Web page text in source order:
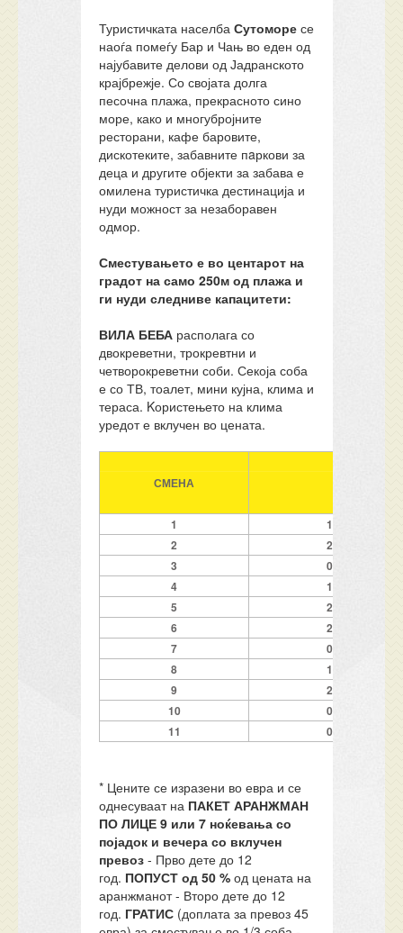
Туристичката населбаСутоморе се
наоѓа помеѓу Бар и Чањ во еден од
најубавите делови од Јадранското
крајбрежје. Со својата долга
песочна плажа, прекрасното сино
море, како и многубројните
ресторани, кафе баровите,
дискотеките, забавните пaркови за
деца и другите објекти за забава е
омилена туристичка дестинација и
нуди можност за незаборавен
одмор.
Сместувањето е во центарот на
градот на само 250м од плажа и
ги нуди следниве капацитети:
ВИЛА БЕБА располага со
двокреветни, трокревтни и
четворокреветни соби. Секоја соба
е со ТВ, тоалет, мини кујна, клима и
тераса. Kористењето на клима
уредот е вклучен во цената.
СМЕНА
1
14.06-23.06
2
23.06-02.07
3
02.07-11.07
4
11.07-20.07
5
20.07-29.07
6
29.07-07.08
7
07.08-16.08
8
16.08-25.08
9
25.08-01.09
10
01.09-08.09
11
08.09-15.09
* Цените се изразени во евра и се
однесуваат на ПАКЕТ АРАНЖМАН
ПО ЛИЦЕ 9 или 7 ноќевања со
појадок и вечера со вклучен
превоз - Прво дете до 12
год. ПОПУСТ од 50 % од цената на
аранжманот - Второ дете до 12
год. ГРАТИС (доплата за превоз 45